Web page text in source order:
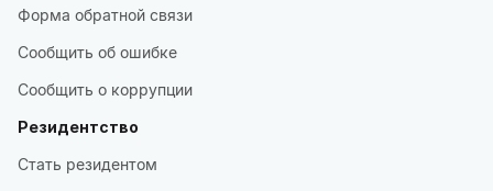
Форма обратной связи
Сообщить об ошибке
Сообщить о коррупции
Резидентство
Стать резидентом